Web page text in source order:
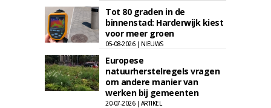
Tot 80 graden in de
binnenstad: Harderwijk kiest
voor meer groen
05-08-2026 | NIEUWS
Europese
natuurherstelregels vragen
om andere manier van
werken bij gemeenten
20-07-2026 | ARTIKEL